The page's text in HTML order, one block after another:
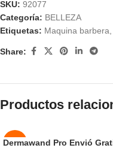
SKU: 92077
Categoría: BELLEZA
Etiquetas: Maquina barbera
Share:
Productos
-50%
Dermawand Pro Envió